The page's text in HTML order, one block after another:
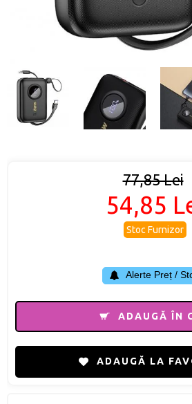
77,85 Lei
54,85
Stoc Furnizor
Alerte Preț /
ADAUGĂ ÎN
ADAUGĂ LA